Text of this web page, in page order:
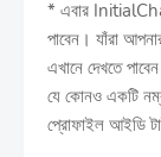
* এবার
পাবেন। যাঁরা
এখানে দেখতে
যে কোনও একটি
প্রোফাইল আইডি